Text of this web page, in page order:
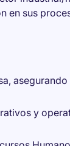
en sus
y